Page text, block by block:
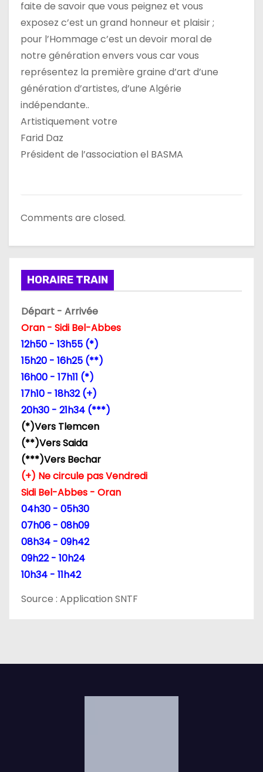
faite de savoir que vous peignez et vous
exposez c’est un grand honneur et plaisir ;
pour l’Hommage c’est un devoir moral de
notre génération envers vous car vous
représentez la première graine d’art d’une
génération d’artistes, d’une Algérie
indépendante..
Artistiquement votre
Farid Daz
Président de l’association el BASMA
Comments are closed.
HORAIRE TRAIN
Départ - Arrivée
Oran - Sidi Bel-Abbes
12h50 - 13h55 (*)
15h20 - 16h25 (**)
16h00 - 17h11 (*)
17h10 - 18h32 (+)
20h30 - 21h34 (***)
(*)Vers Tlemcen
(**)Vers Saida
(***)Vers Bechar
(+) Ne circule pas Vendredi
Sidi Bel-Abbes - Oran
04h30 - 05h30
07h06 - 08h09
08h34 - 09h42
09h22 - 10h24
10h34 - 11h42
Source : Application SNTF